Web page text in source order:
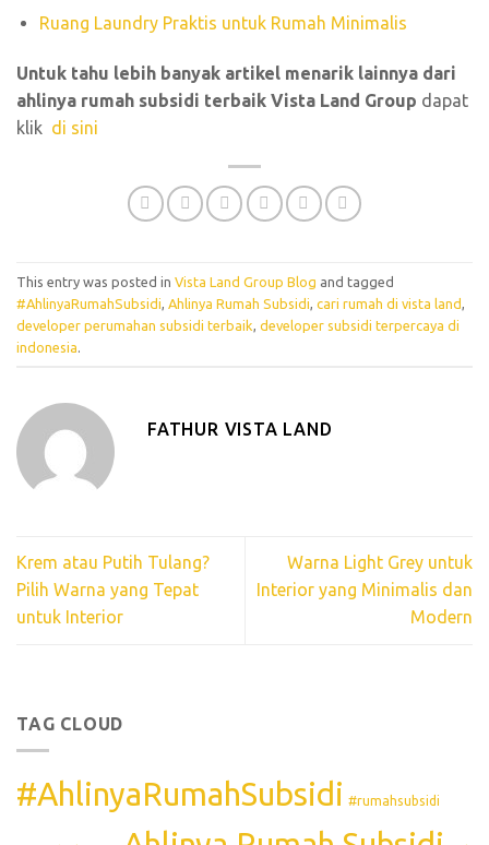
Ruang Laundry Praktis untuk Rumah Minimalis
Untuk tahu lebih banyak artikel menarik lainnya dari
ahlinya rumah subsidi terbaik Vista Land Group dapat
klik di sini
This entry was posted in Vista Land Group Blog and tagged
#AhlinyaRumahSubsidi Ahlinya Rumah Subsidi cari rumah di vista land
developer perumahan subsidi terbaik developer subsidi terpercaya di
indonesia
FATHUR VISTA LAND
Krem atau Putih Tulang?
Pilih Warna yang Tepat
untuk Interior
Warna Light Grey untuk
Interior yang Minimalis dan
Modern
TAG CLOUD
#AhlinyaRumahSubsidi #rumahsubsidi